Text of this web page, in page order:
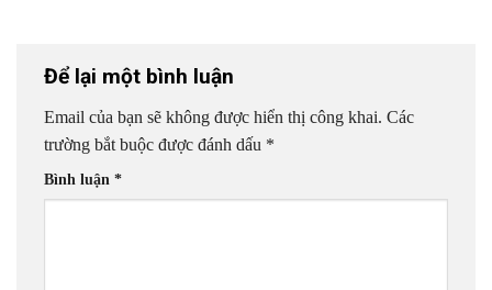
Để lại một bình luận
Email của bạn sẽ không được hiển thị công khai. Các
trường bắt buộc được đánh dấu *
Bình luận *